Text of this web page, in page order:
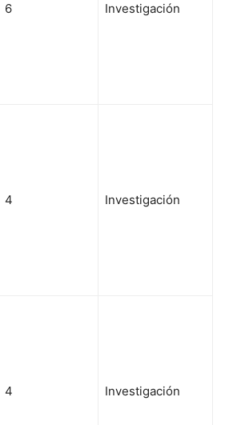
6 Investigación
4 Investigación
4 Investigación